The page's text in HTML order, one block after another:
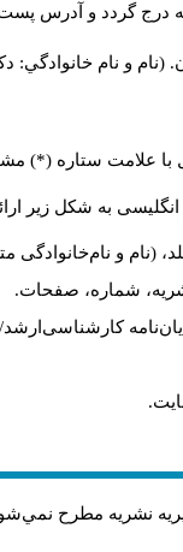
گردد و آدرس
(نام و نام خانوادگي:
با علامت ستاره (*)
به شکل زیر
(نام و
شماره، صفحات.
نشريه مطرح